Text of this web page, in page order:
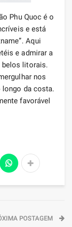
Phu Quoc é o
e está
Aqui
e admirar a
belos litorais.
nos
longo da costa.
favorável
POSTAGEM